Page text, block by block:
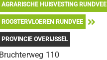
AGRARISCHE HUISVESTING RUNDVEE
ROOSTERVLOEREN RUNDVEE
PROVINCIE OVERIJSSEL
Bruchterweg 110